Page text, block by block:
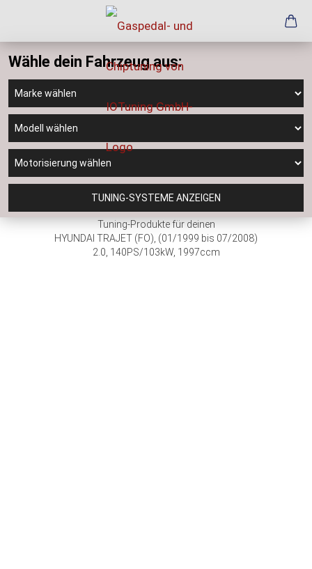
Wähle dein Fahrzeug aus:
TUNING-SYSTEME ANZEIGEN
Tuning-Produkte für deinen
HYUNDAI TRAJET (FO), (01/1999 bis 07/2008)
2.0, 140PS/103kW, 1997ccm